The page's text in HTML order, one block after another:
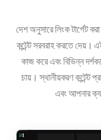
দেশ অনুসারে লিংক টার্গেট
কন্টেন্ট সরবরাহ করতে দেয়।
কাজ করে এবং বিভিন্ন
চায়। স্থানীয়করণ
এবং আপনার